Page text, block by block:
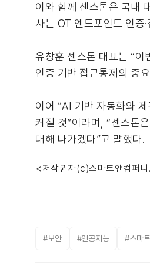
이와 함께 센스톤은 국내
사는 OT 엔드포인트 인증
유창훈 센스톤 대표는 “이
인증 기반 접근통제의 중
이어 “AI 기반 자동화와
커질 것”이라며, “센스톤
대해 나가겠다”고 말했다.
<저작권자(c)스마트앤컴퍼
#보안 #인공지능 #스마